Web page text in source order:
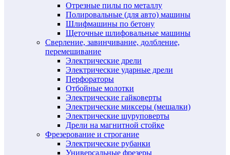
Отрезные пилы по металлу
Полировальные (для авто) машины
Шлифмашины по бетону
Щеточные шлифовальные машины
Сверление, завинчивание, долбление,
перемешивание
Электрические дрели
Электрические ударные дрели
Перфораторы
Отбойные молотки
Электрические гайковерты
Электрические миксеры (мешалки)
Электрические шуруповерты
Дрели на магнитной стойке
Фрезерование и строгание
Электрические рубанки
Универсальные фрезеры